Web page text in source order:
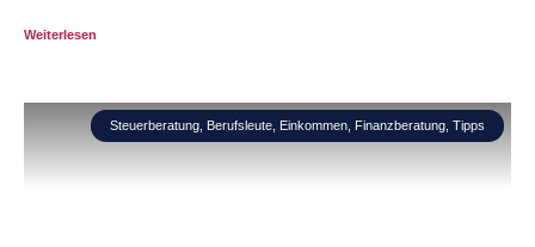
Weiterlesen
Steuerberatung Berufsleute Einkommen Finanzberatung Tipps